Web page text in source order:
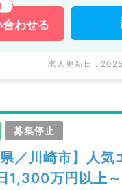
合わせる
求人更新日 :
募集停止
県／川崎市】人
1,300万円以上